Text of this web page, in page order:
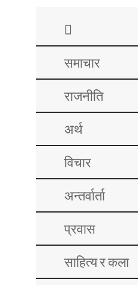
समाचार
राजनीति
अर्थ
विचार
अन्तर्वार्ता
प्रवास
साहित्य र कला